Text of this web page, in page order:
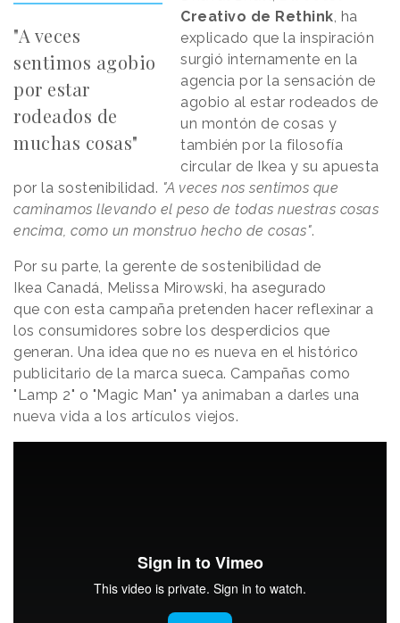
"A veces
sentimos agobio
por estar
rodeados de
muchas cosas"
Creativo de Rethink, ha
explicado que la inspiración
surgió internamente en la
agencia por la sensación de
agobio al estar rodeados de
un montón de cosas y
también por la filosofía
circular de Ikea y su apuesta
por la sostenibilidad. "A veces nos sentimos que
caminamos llevando el peso de todas nuestras cosas
encima, como un monstruo hecho de cosas".
Por su parte, la gerente de sostenibilidad de
Ikea Canadá, Melissa Mirowski, ha asegurado
que con esta campaña pretenden hacer reflexinar a
los consumidores sobre los desperdicios que
generan. Una idea que no es nueva en el histórico
publicitario de la marca sueca. Campañas como
"Lamp 2" o "Magic Man" ya animaban a darles una
nueva vida a los artículos viejos.